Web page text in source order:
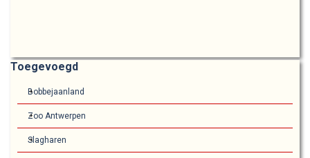
Blok overslaan Toegevoegd
Toegevoegd
Bobbejaanland
Zoo Antwerpen
Slagharen